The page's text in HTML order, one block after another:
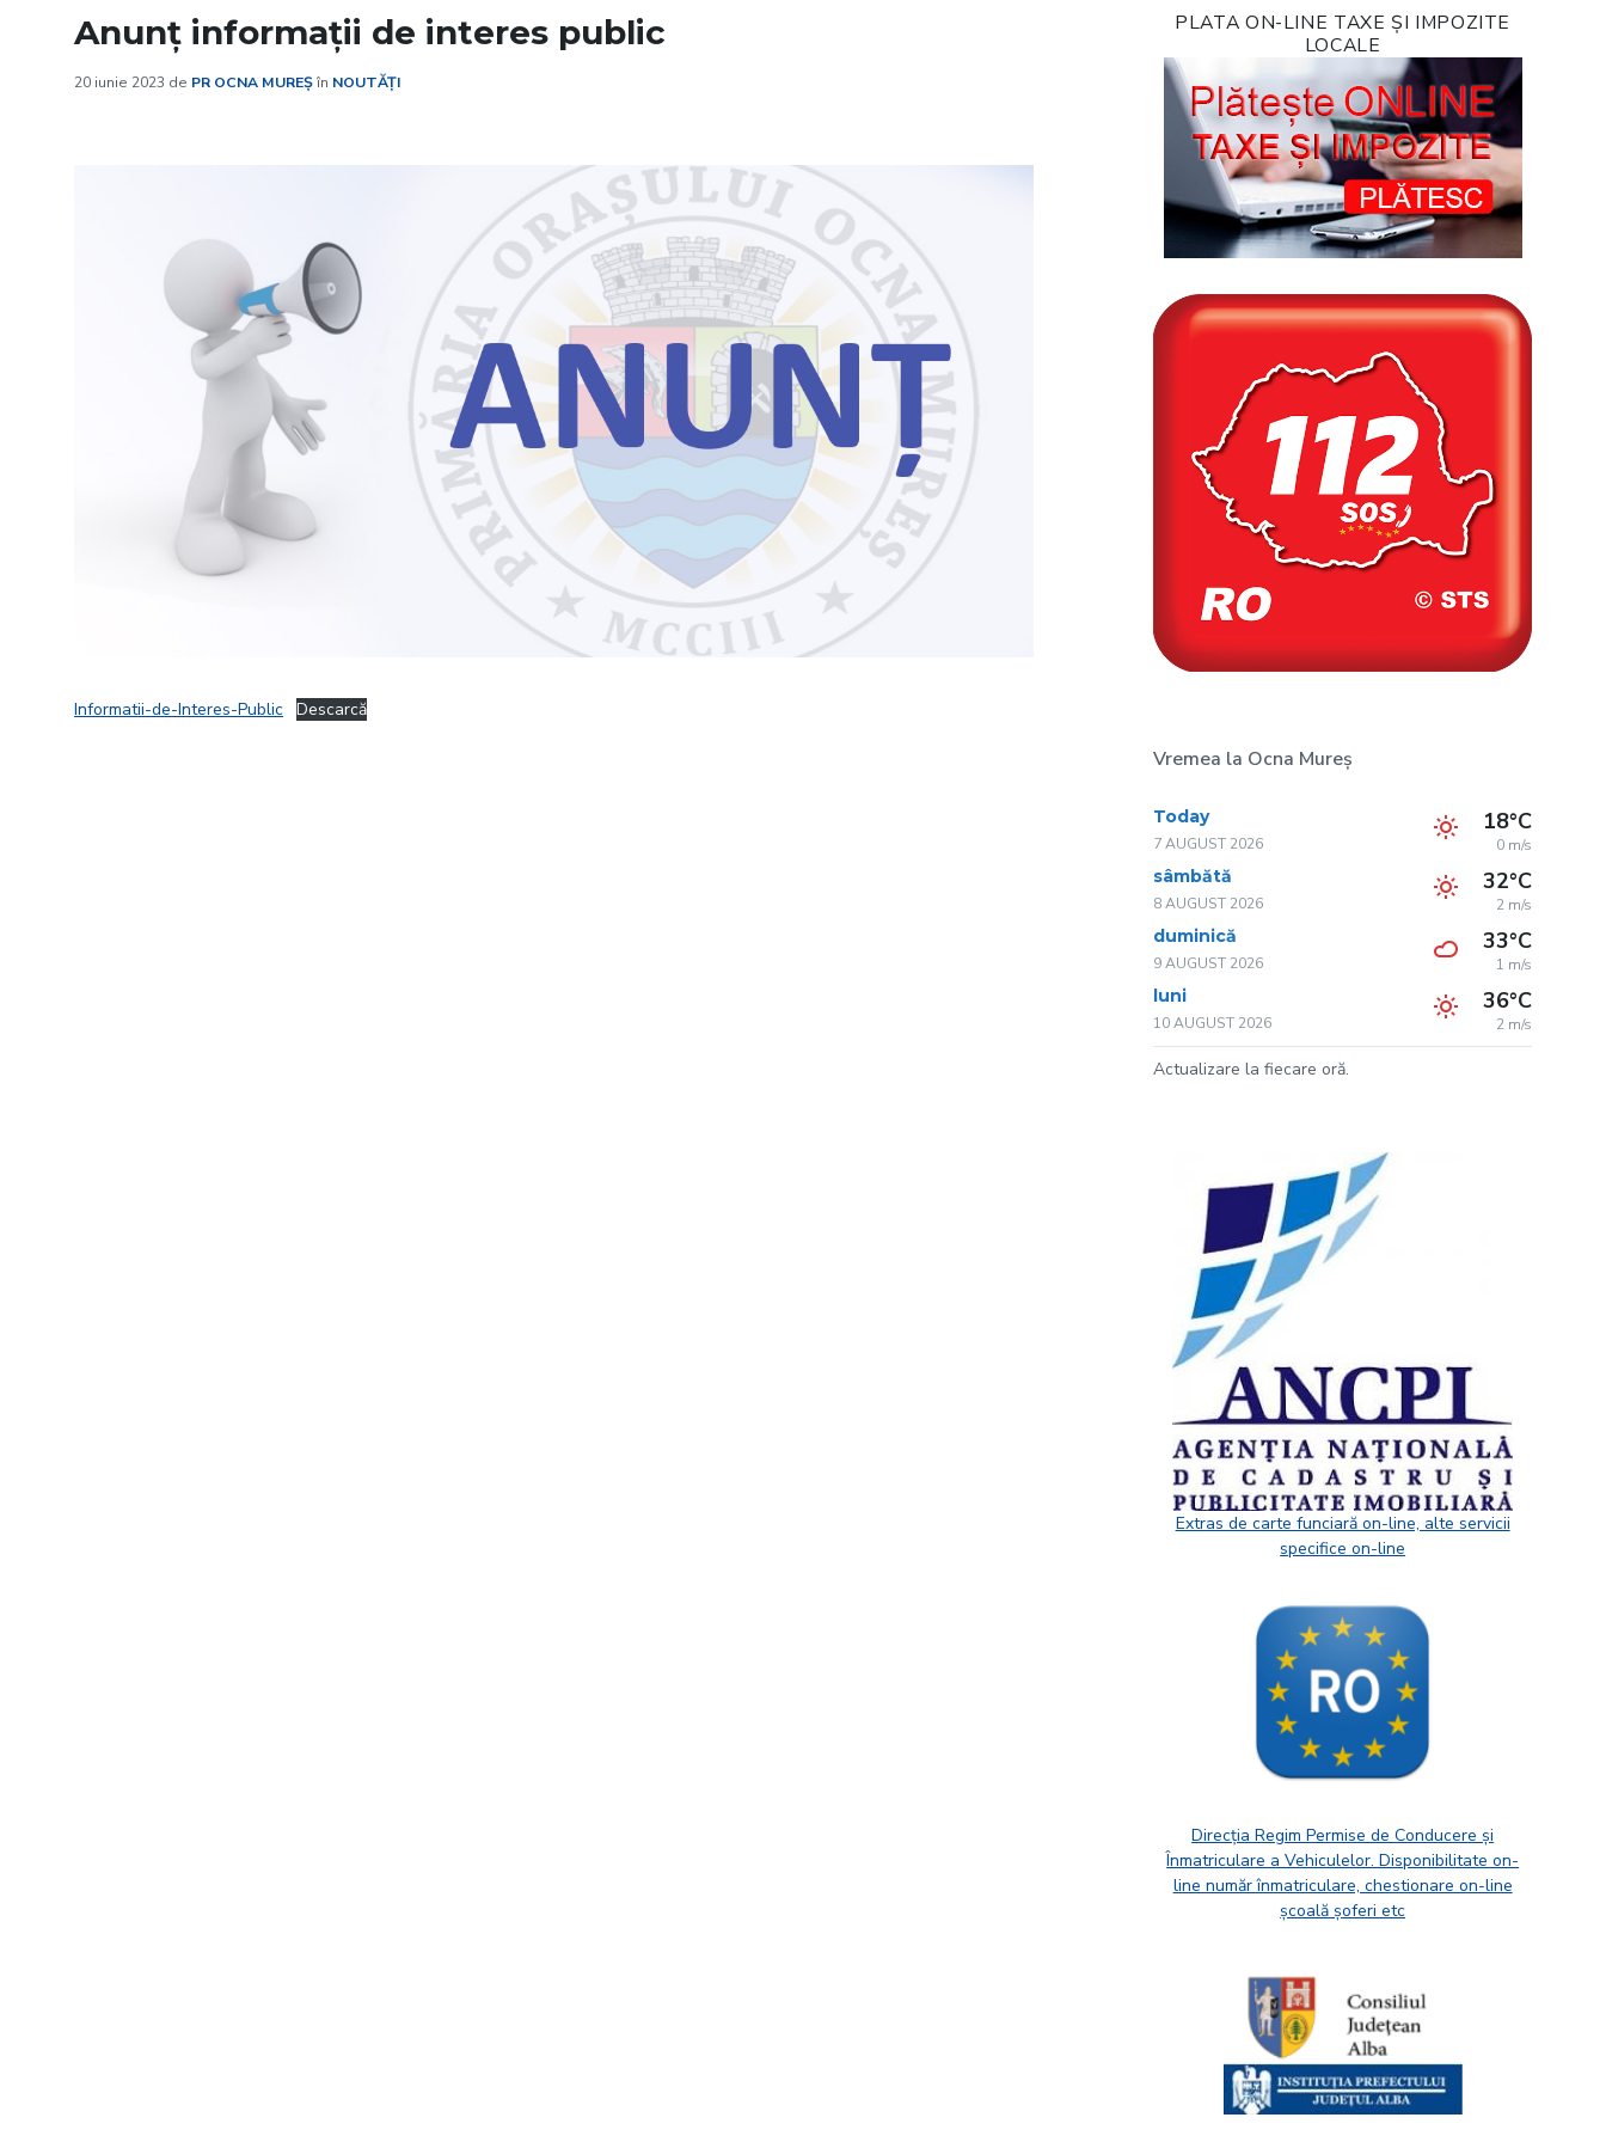
Anunț informații de interes public
20 iunie 2023 de PR OCNA MUREȘîn NOUTĂȚI
Informatii-de-Interes-Public Descarcă
PLATA ON-LINE TAXE ȘI IMPOZITE
LOCALE
Vremea la Ocna Mureș
Today
7 AUGUST 2026
18°C
0 m/s
sâmbătă
8 AUGUST 2026
32°C
2 m/s
duminică
9 AUGUST 2026
33°C
1 m/s
luni
10 AUGUST 2026
36°C
2 m/s
Actualizare la fiecare oră.
Extras de carte funciară on-line, alte servicii
specifice on-line
Direcția Regim Permise de Conducere și
Înmatriculare a Vehiculelor. Disponibilitate on-
line număr înmatriculare, chestionare on-line
școală șoferi etc